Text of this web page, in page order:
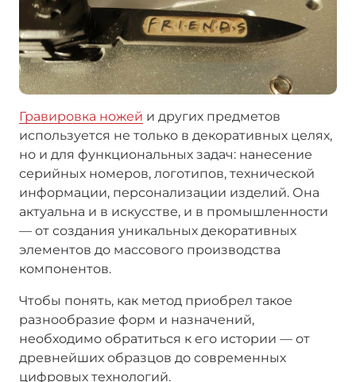
Гравировка ножей и других предметов
используется не только в декоративных целях,
но и для функциональных задач: нанесение
серийных номеров, логотипов, технической
информации, персонализации изделий. Она
актуальна и в искусстве, и в промышленности
— от создания уникальных декоративных
элементов до массового производства
компонентов.
Чтобы понять, как метод приобрел такое
разнообразие форм и назначений,
необходимо обратиться к его истории — от
древнейших образцов до современных
цифровых технологий.